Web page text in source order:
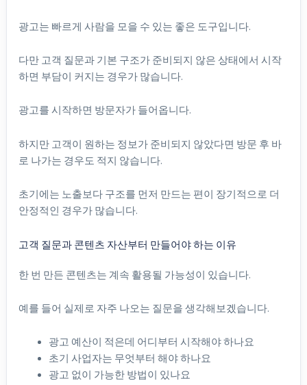
광고는 빠르게 사람을 모을 수 있는 좋은 도구입니다.
다만 고객 질문과 기본 구조가 준비되지 않은 상태에서 시작
하면 부담이 커지는 경우가 많습니다.
광고를 시작하면 방문자가 들어옵니다.
하지만 고객이 원하는 정보가 준비되지 않았다면 방문 후 바
로 나가는 경우도 적지 않습니다.
초기에는 노출보다 구조를 먼저 만드는 편이 장기적으로 더
안정적인 경우가 많습니다.
고객 질문과 콘텐츠 자산부터 만들어야 하는 이유
한 번 만든 콘텐츠는 계속 활용될 가능성이 있습니다.
예를 들어 실제로 자주 나오는 질문을 생각해보겠습니다.
광고 예산이 적은데 어디부터 시작해야 하나요
초기 사업자는 무엇부터 해야 하나요
광고 없이 가능한 방법이 있나요